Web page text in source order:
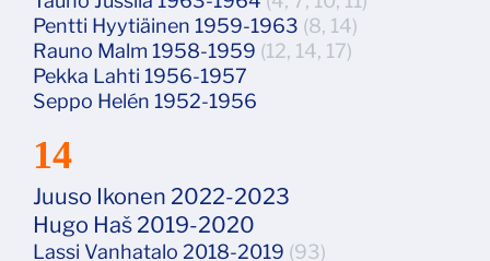
Pentti Hyytiäinen 1959-1963 (8, 14)
Rauno Malm 1958-1959 (12, 14, 17)
Pekka Lahti 1956-1957
Seppo Helén 1952-1956
14
Juuso Ikonen 2022-2023
Hugo Haš 2019-2020
Lassi Vanhatalo 2018-2019 (93)